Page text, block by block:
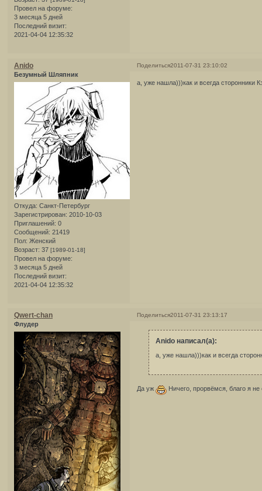
Провел на форуме:
3 месяца 5 дней
Последний визит:
2021-04-04 12:35:32
Поделиться2011-07-31 23:10:02
Anido
Безумный Шляпник
Откуда: Санкт-Петербург
Зарегистрирован: 2010-10-03
Приглашений: 0
Сообщений: 21419
Пол: Женский
Возраст: 37 [1989-01-18]
Провел на форуме:
3 месяца 5 дней
Последний визит:
2021-04-04 12:35:32
а, уже нашла)))как и всегда сторонники
Поделиться2011-07-31 23:13:17
Qwert-chan
Флудер
Anido написал(а):
а, уже нашла)))как и всегда
Да уж Ничего, прорвёмся, благо я не